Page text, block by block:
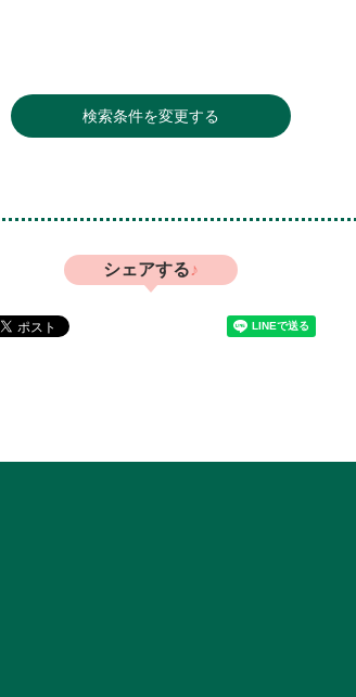
検索条件を変更する
シェアする